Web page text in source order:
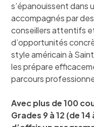
s’épanouissent dans
accompagnés par
conseillers attentifs
d’opportunités
style américain à
les prépare
parcours
Avec plus de 100
Grades 9 à 12 (de